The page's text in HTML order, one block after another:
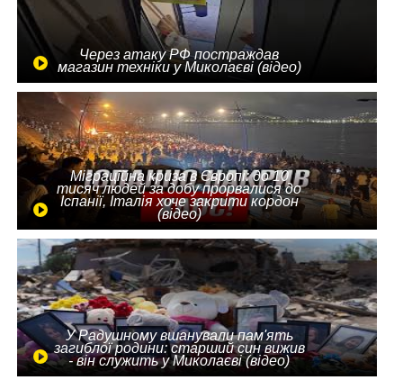
Через атаку РФ постраждав
магазин техніки у Миколаєві (відео)
Міграційна криза в Європі: до 10
тисяч людей за добу прорвалися до
Іспанії, Італія хоче закрити кордон
(відео)
У Радушному вшанували пам'ять
загиблої родини: старший син вижив
- він служить у Миколаєві (відео)